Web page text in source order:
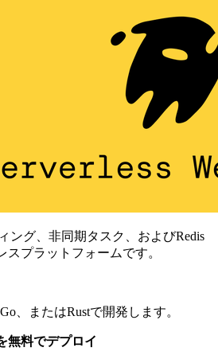
ング、非同期タスク、およびRedis
プラットフォームです。
、またはRustで開発します。
無料でデプロイ